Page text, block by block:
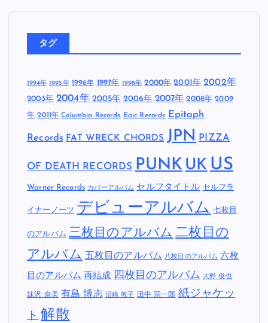
タグ
1994年 1995年 1996年 1997年 1998年 2000年 2001年 2002年
2003年 2004年 2005年 2006年 2007年 2008年 2009
年 2011年 Columbia Records Epic Records Epitaph
Records FAT WRECK CHORDS JPN PIZZA
OF DEATH RECORDS PUNK UK US
Warner Records カバーアルバム セルフタイトル セルフラ
イナーノーツ デビューアルバム 七枚目
のアルバム 三枚目のアルバム 二枚目の
アルバム 五枚目のアルバム 八枚目のアルバム 六枚
目のアルバム 再結成 四枚目のアルバム 大野 俊也
妹沢 奈美 有島 博志 沼崎 敦子 田中 宗一郎 紙ジャケッ
ト 解散